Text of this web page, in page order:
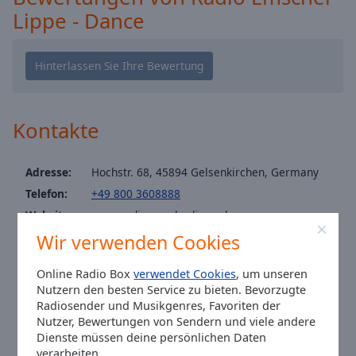
Wir verwenden Cookies
Online Radio Boxverwendet Cookies, um unseren
Nutzern den besten Service zu bieten. Bevorzugte
Radiosender und Musikgenres, Favoriten der
Nutzer, Bewertungen von Sendern und viele andere
Dienste müssen deine persönlichen Daten
verarbeiten.
Area
Background
Color
Text
Family
Lippe - Dance
Kontakte
Adresse:
Hochstr. 68, 45894 Gelsenkirchen, Germany
Telefon:
+49 800 3608888
Website:
www.radioemscherlippe.de
Email:
post@radioemscherlippe.de
Instagram: @radio_emscher_lippe
Redaktion 0209 – 360 88 11
Ortszeit in Gelsenkirchen:00:54,08.07.2026